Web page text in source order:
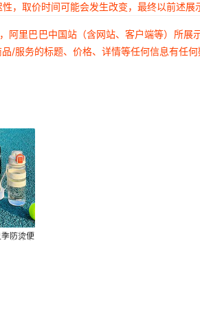
，取价时间可能会发生改变，最终以前述展
阿里巴巴中国站（含网站、客户端等）所
/服务的标题、价格、详情等任何信息有
防烫便
生外出